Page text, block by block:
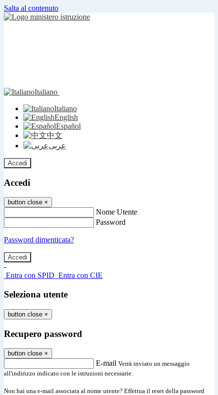
Salta al contenuto
Italiano
Italiano
English
Español
中文
عربى
Accedi
Accedi
button close ×
Nome Utente
Password
Password dimenticata?
-
Entra con SPID Entra con CIE
Seleziona utente
button close ×
Recupero password
button close ×
E-mail Verrà inviato un messaggio
all'indirizzo indicato con le istruzioni necessarie.
Non hai una e-mail associata al nome utente? Effettua il reset della password